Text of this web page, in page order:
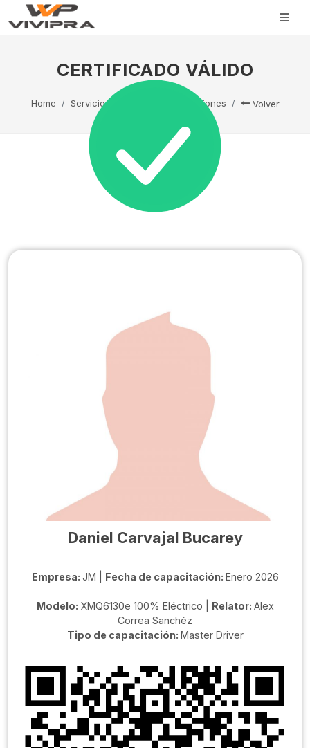
CERTIFICADO VÁLIDO
Home Servicio Técnico Capacitaciones Volver
Daniel Carvajal Bucarey
Empresa: JM | Fecha de capacitación: Enero 2026
Modelo: XMQ6130e 100% Eléctrico | Relator: Alex
Correa Sanchéz
Tipo de capacitación: Master Driver